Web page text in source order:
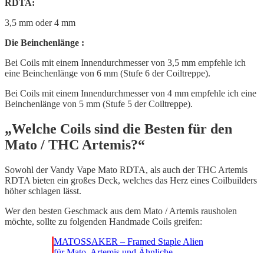
RDTA:
3,5 mm oder 4 mm
Die Beinchenlänge :
Bei Coils mit einem Innendurchmesser von 3,5 mm empfehle ich
eine Beinchenlänge von 6 mm (Stufe 6 der Coiltreppe).
Bei Coils mit einem Innendurchmesser von 4 mm empfehle ich eine
Beinchenlänge von 5 mm (Stufe 5 der Coiltreppe).
„Welche Coils sind die Besten für den
Mato / THC Artemis?“
Sowohl der Vandy Vape Mato RDTA, als auch der THC Artemis
RDTA bieten ein großes Deck, welches das Herz eines Coilbuilders
höher schlagen lässt.
Wer den besten Geschmack aus dem Mato / Artemis rausholen
möchte, sollte zu folgenden Handmade Coils greifen:
MATOSSAKER – Framed Staple Alien